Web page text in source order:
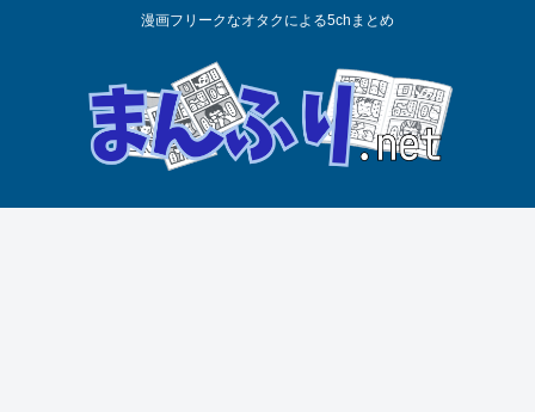
漫画フリークなオタクによる5chまとめ